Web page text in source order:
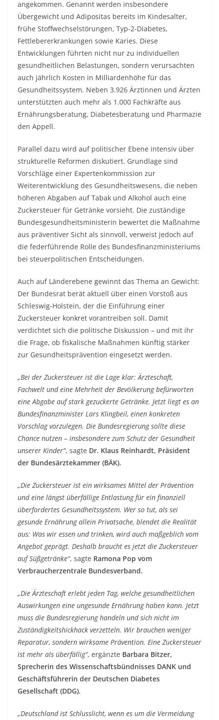
angekommen. Genannt werden insbesondere
Übergewicht und Adipositas bereits im Kindesalter,
frühe Stoffwechselstörungen, Typ-2-Diabetes,
Fettlebererkrankungen sowie Karies. Diese
Entwicklungen führten nicht nur zu individuellen
gesundheitlichen Belastungen, sondern verursachten
auch jährlich Kosten in Milliardenhöhe für das
Gesundheitssystem. Neben 3.926 Ärztinnen und Ärzten
unterstützten auch mehr als 1.000 Fachkräfte aus
Ernährungsberatung, Diabetesberatung und Pharmazie
den Appell.
Parallel dazu wird auf politischer Ebene intensiv über
strukturelle Reformen diskutiert. Grundlage sind
Vorschläge einer Expertenkommission zur
Weiterentwicklung des Gesundheitswesens, die neben
höheren Abgaben auf Tabak und Alkohol auch eine
Zuckersteuer für Getränke vorsieht. Die zuständige
Bundesgesundheitsministerin bewertet die Maßnahme
aus präventiver Sicht als sinnvoll, verweist jedoch auf
die federführende Rolle des Bundesfinanzministeriums
bei steuerpolitischen Entscheidungen.
Auch auf Länderebene gewinnt das Thema an Gewicht:
Der Bundesrat berät aktuell über einen Vorstoß aus
Schleswig-Holstein, der die Einführung einer
Zuckersteuer konkret vorantreiben soll. Damit
verdichtet sich die politische Diskussion – und mit ihr
die Frage, ob fiskalische Maßnahmen künftig stärker
zur Gesundheitsprävention eingesetzt werden.
„Bei der Zuckersteuer ist die Lage klar: Ärzteschaft,
Fachwelt und eine Mehrheit der Bevölkerung befürworten
eine Abgabe auf stark gezuckerte Getränke. Jetzt liegt es an
Bundesfinanzminister Lars Klingbeil, einen konkreten
Vorschlag vorzulegen. Die Bundesregierung sollte diese
Chance nutzen – insbesondere zum Schutz der Gesundheit
unserer Kinder”, sagte Dr. Klaus Reinhardt, Präsident
der Bundesärztekammer (BÄK).
„Die Zuckersteuer ist ein wirksames Mittel der Prävention
und eine längst überfällige Entlastung für ein finanziell
überfordertes Gesundheitssystem. Wer so tut, als sei
gesunde Ernährung allein Privatsache, blendet die Realität
aus: Was wir essen und trinken, wird auch maßgeblich vom
Angebot geprägt. Deshalb braucht es jetzt die Zuckersteuer
auf Süßgetränke“, sagte Ramona Pop vom
Verbraucherzentrale Bundesverband.
„Die Ärzteschaft erlebt jeden Tag, welche gesundheitlichen
Auswirkungen eine ungesunde Ernährung haben kann. Jetzt
muss die Bundesregierung handeln und sich nicht im
Zuständigkeitshickhack verzetteln. Wir brauchen weniger
Reparatur, sondern wirksame Prävention. Eine Zuckersteuer
ist mehr als überfällig“, ergänzte Barbara Bitzer,
Sprecherin des Wissenschaftsbündnisses DANK und
Geschäftsführerin der Deutschen Diabetes
Gesellschaft (DDG).
„Deutschland ist Schlusslicht, wenn es um die Vermeidung